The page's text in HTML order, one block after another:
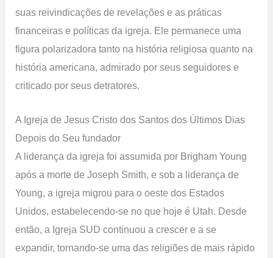
suas reivindicações de revelações e as práticas
financeiras e políticas da igreja. Ele permanece uma
figura polarizadora tanto na história religiosa quanto na
história americana, admirado por seus seguidores e
criticado por seus detratores.
A Igreja de Jesus Cristo dos Santos dos Últimos Dias
Depois do Seu fundador
A liderança da igreja foi assumida por Brigham Young
após a morte de Joseph Smith, e sob a liderança de
Young, a igreja migrou para o oeste dos Estados
Unidos, estabelecendo-se no que hoje é Utah. Desde
então, a Igreja SUD continuou a crescer e a se
expandir, tornando-se uma das religiões de mais rápido